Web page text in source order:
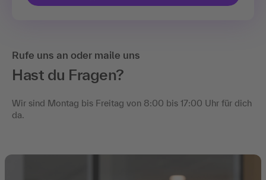
Rufe uns an oder maile uns
Hast du Fragen?
Wir sind Montag bis Freitag von 8:00 bis 17:00 Uhr für dich
da.